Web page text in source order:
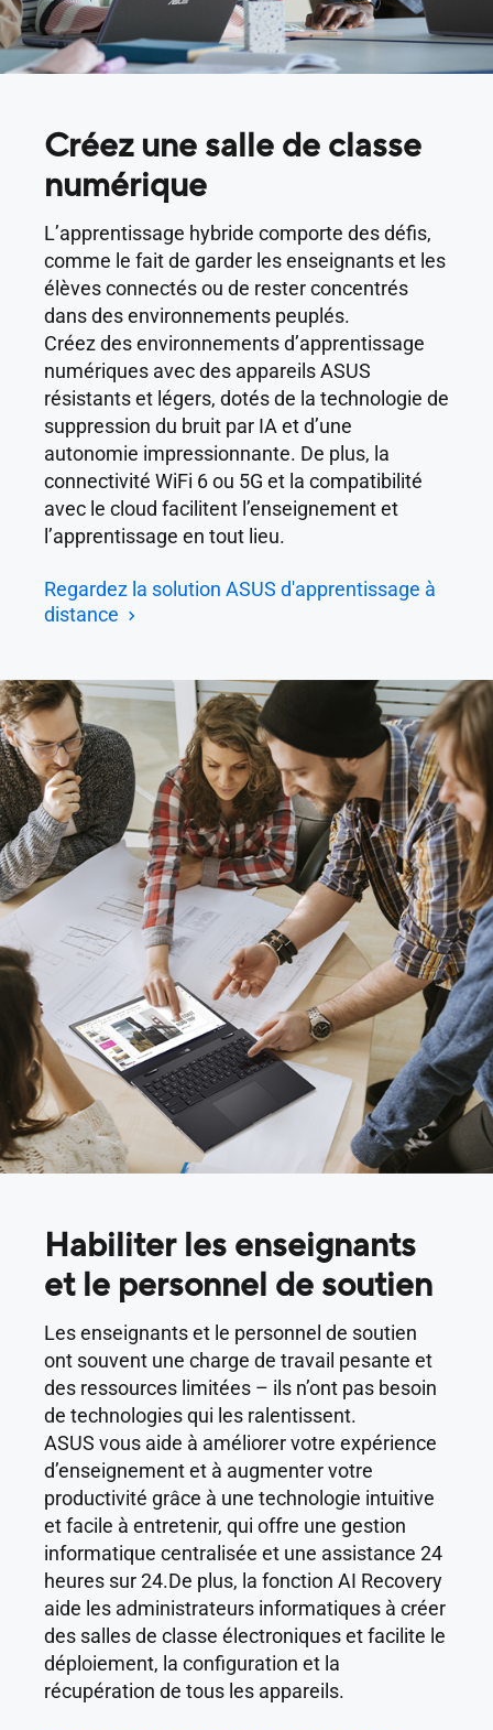
Créez une salle de classe
numérique
L’apprentissage hybride comporte des défis,
comme le fait de garder les enseignants et les
élèves connectés ou de rester concentrés
dans des environnements peuplés.
Créez des environnements d’apprentissage
numériques avec des appareils ASUS
résistants et légers, dotés de la technologie de
suppression du bruit par IA et d’une
autonomie impressionnante. De plus, la
connectivité WiFi 6 ou 5G et la compatibilité
avec le cloud facilitent l’enseignement et
l’apprentissage en tout lieu.
Regardez la solution ASUS d'apprentissage à
distance
Habiliter les enseignants
et le personnel de soutien
Les enseignants et le personnel de soutien
ont souvent une charge de travail pesante et
des ressources limitées – ils n’ont pas besoin
de technologies qui les ralentissent.
ASUS vous aide à améliorer votre expérience
d’enseignement et à augmenter votre
productivité grâce à une technologie intuitive
et facile à entretenir, qui offre une gestion
informatique centralisée et une assistance 24
heures sur 24.De plus, la fonction AI Recovery
aide les administrateurs informatiques à créer
des salles de classe électroniques et facilite le
déploiement, la configuration et la
récupération de tous les appareils.